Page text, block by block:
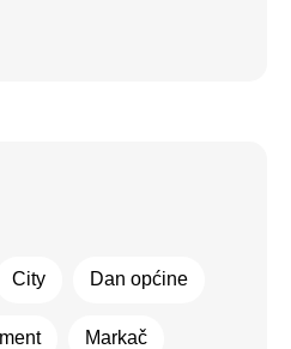
City Dan općine
Markač